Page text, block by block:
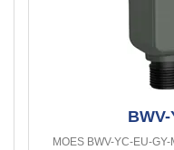
MOES BWV-YC-EU-